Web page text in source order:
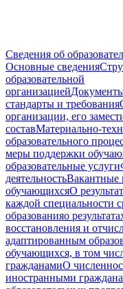
Сведения об
Основные сведения
образовательной
организацией
стандарты и требования
организации, его
составМатериально-
образовательного
меры поддержки
образовательные услуги
деятельностьВакантные
обучающихсяО
каждой специальности
образованияо
восстановления и
адаптированным
обучающихся, в том
гражданамиО
иностранными